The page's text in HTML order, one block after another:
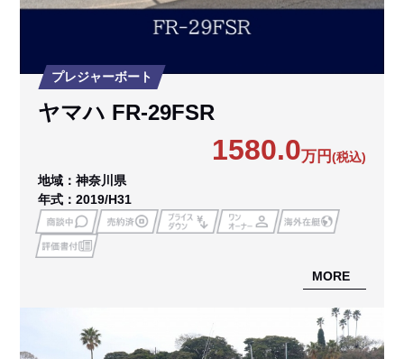
プレジャーボート
ヤマハ FR-29FSR
1580.0万円(税込)
地域：神奈川県
年式：2019/H31
MORE